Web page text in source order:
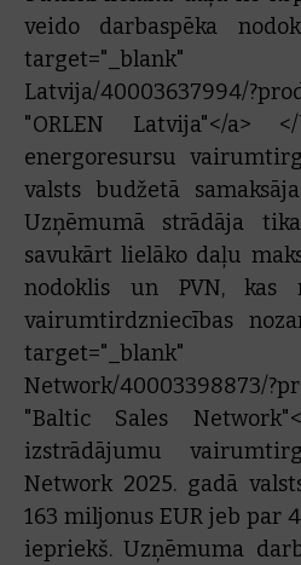
veido darbaspēka
target="_blank"
Latvija/40003637994/
"ORLEN Latvija"</a>
energoresursu
valsts budžetā
Uzņēmumā strādāja
savukārt lielāko daļu
nodoklis un PVN, kas
vairumtirdzniecības
target="_blank"
Network/40003398873/
"Baltic Sales
izstrādājumu
Network 2025. gadā
163 miljonus EUR jeb par
iepriekš. Uzņēmuma